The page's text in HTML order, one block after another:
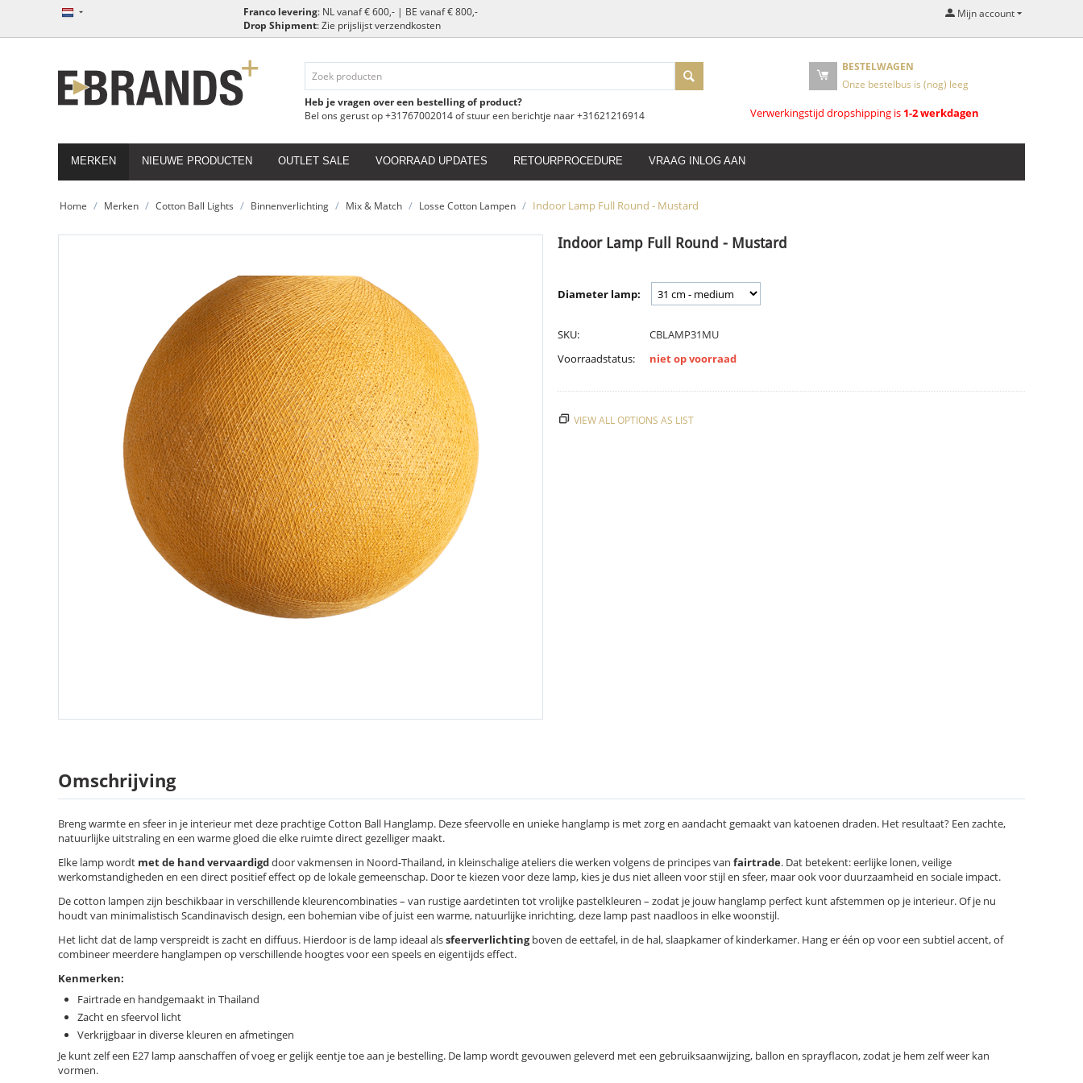
Franco levering: NL vanaf € 600,- | BE vanaf € 800,-
Drop Shipment: Zie prijslijst verzendkosten
Mijn account
Heb je vragen over een bestelling of product?
Bel ons gerust op +31767002014 of stuur een berichtje naar +31621216914
BESTELWAGEN
Onze bestelbus is (nog) leeg
Verwerkingstijd dropshipping is 1-2 werkdagen
MERKEN NIEUWE PRODUCTEN OUTLET SALE VOORRAAD UPDATES RETOURPROCEDURE VRAAG INLOG AAN
Home / Merken / Cotton Ball Lights / Binnenverlichting / Mix & Match / Losse Cotton Lampen / Indoor Lamp Full Round - Mustard
Indoor Lamp Full Round - Mustard
Diameter lamp:
SKU:
CBLAMP31MU
Voorraadstatus:
niet op voorraad
VIEW ALL OPTIONS AS LIST
Omschrijving
Breng warmte en sfeer in je interieur met deze prachtige Cotton Ball Hanglamp. Deze sfeervolle en unieke hanglamp is met zorg en aandacht gemaakt van katoenen draden. Het resultaat? Een zachte,
natuurlijke uitstraling en een warme gloed die elke ruimte direct gezelliger maakt.
Elke lamp wordt met de hand vervaardigddoor vakmensen in Noord-Thailand, in kleinschalige ateliers die werken volgens de principes van fairtrade. Dat betekent: eerlijke lonen, veilige
werkomstandigheden en een direct positief effect op de lokale gemeenschap. Door te kiezen voor deze lamp, kies je dus niet alleen voor stijl en sfeer, maar ook voor duurzaamheid en sociale impact.
De cotton lampen zijn beschikbaar in verschillende kleurencombinaties – van rustige aardetinten tot vrolijke pastelkleuren – zodat je jouw hanglamp perfect kunt afstemmen op je interieur. Of je nu
houdt van minimalistisch Scandinavisch design, een bohemian vibe of juist een warme, natuurlijke inrichting, deze lamp past naadloos in elke woonstijl.
Het licht dat de lamp verspreidt is zacht en diffuus. Hierdoor is de lamp ideaal alssfeerverlichtingboven de eettafel, in de hal, slaapkamer of kinderkamer. Hang er één op voor een subtiel accent, of
combineer meerdere hanglampen op verschillende hoogtes voor een speels en eigentijds effect.
Kenmerken:
Fairtrade en handgemaakt in Thailand
Zacht en sfeervol licht
Verkrijgbaar in diverse kleuren en afmetingen
Je kunt zelf een E27 lamp aanschaffen of voeg er gelijk eentje toe aan je bestelling. De lamp wordt gevouwen geleverd met een gebruiksaanwijzing, ballon en sprayflacon, zodat je hem zelf weer kan
vormen.